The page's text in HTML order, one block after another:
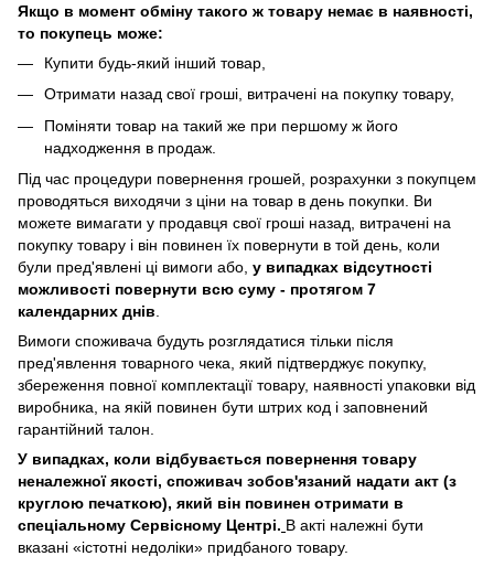
Якщо в момент обміну такого ж товару немає в наявності,
то покупець може:
Купити будь-який інший товар,
Отримати назад свої гроші, витрачені на покупку товару,
Поміняти товар на такий же при першому ж його
надходження в продаж.
Під час процедури повернення грошей, розрахунки з покупцем
проводяться виходячи з ціни на товар в день покупки. Ви
можете вимагати у продавця свої гроші назад, витрачені на
покупку товару і він повинен їх повернути в той день, коли
були пред'явлені ці вимоги або, у випадках відсутності
можливості повернути всю суму - протягом 7
календарних днів
Вимоги споживача будуть розглядатися тільки після
пред'явлення товарного чека, який підтверджує покупку,
збереження повної комплектації товару, наявності упаковки від
виробника, на якій повинен бути штрих код і заповнений
гарантійний талон.
У випадках, коли відбувається повернення товару
неналежної якості, споживач зобов'язаний надати акт (з
круглою печаткою), який він повинен отримати в
спеціальному Сервісному Центрі. В акті належні бути
вказані «істотні недоліки» придбаного товару.